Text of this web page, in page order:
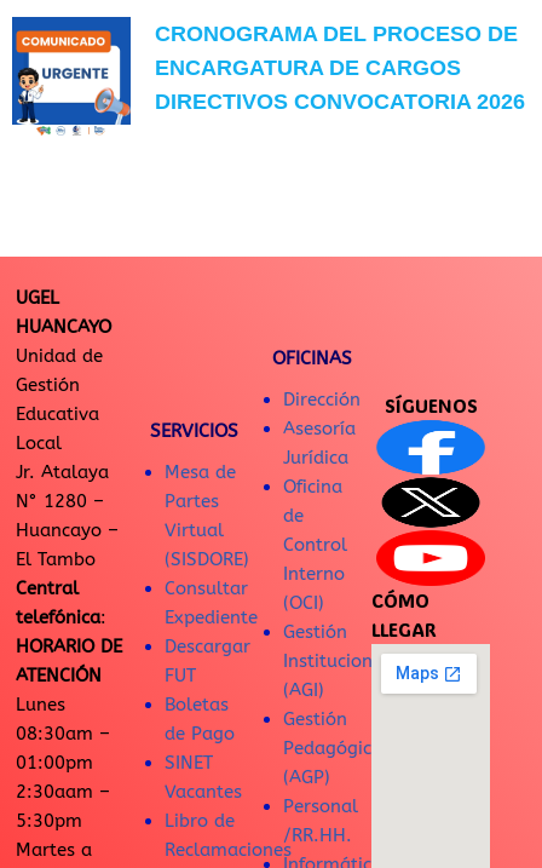
CRONOGRAMA DEL PROCESO DE
ENCARGATURA DE CARGOS
DIRECTIVOS CONVOCATORIA 2026
UGEL
HUANCAYO
Unidad de
Gestión
Educativa
Local
Jr. Atalaya
N° 1280 –
Huancayo –
El Tambo
Central
telefónica:
HORARIO DE
ATENCIÓN
Lunes
08:30am –
01:00pm
2:30aam –
5:30pm
Martes a
SERVICIOS
Mesa de
Partes
Virtual
(SISDORE)
Consultar
Expediente
Descargar
FUT
Boletas
de Pago
SINET
Vacantes
Libro de
Reclamaciones
OFICINAS
Dirección
Asesoría
Jurídica
Oficina
de
Control
Interno
(OCI)
Gestión
Institucional
(AGI)
Gestión
Pedagógica
(AGP)
Personal
/RR.HH.
SÍGUENOS
CÓMO
LLEGAR